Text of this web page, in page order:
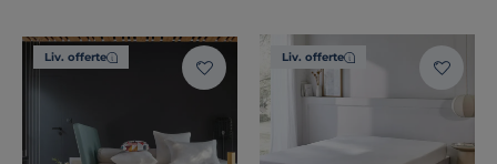
Liv. offerte Liv. offerte
Note des clients
Certifications et labels